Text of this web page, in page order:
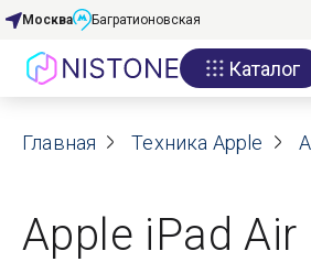
Акции
О нас
Москва Багратионовская
Каталог
Главная Техника Apple
Apple iPad